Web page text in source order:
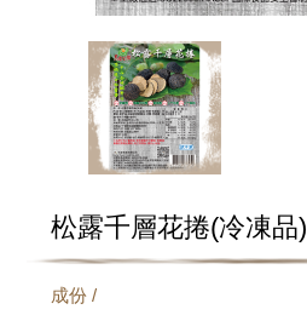
松露千層花捲(冷凍品)
成份 /